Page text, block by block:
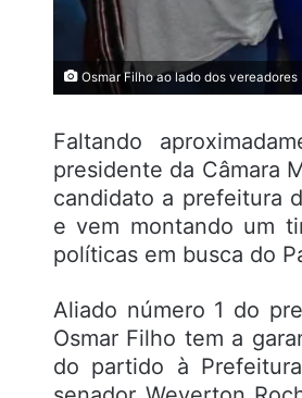
Osmar Filho ao lado dos
Faltando
presidente da Câmara
candidato a prefeitura
e vem montando um
políticas em busca do
Aliado número 1 do
Osmar Filho tem a
do partido à